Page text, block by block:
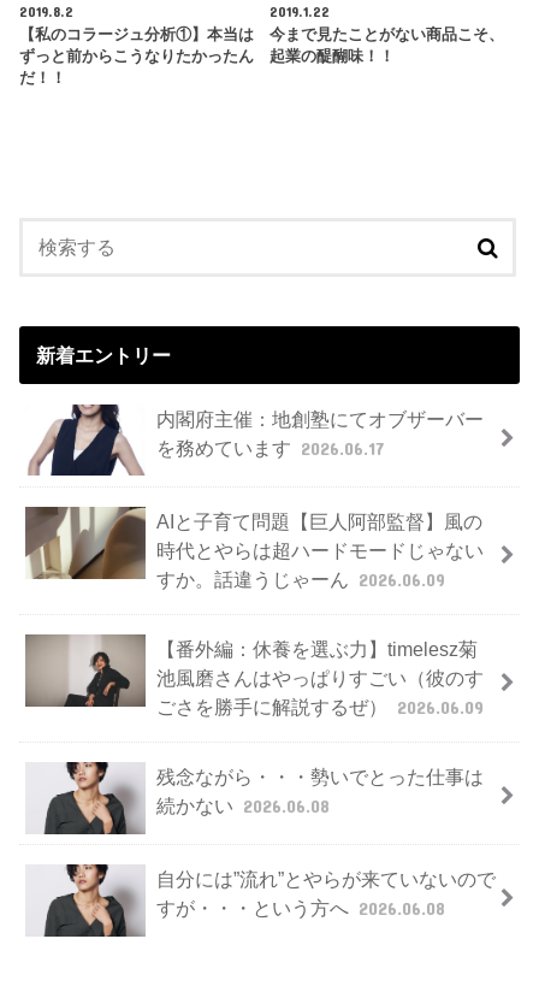
2019.8.2
【私のコラージュ分析①】本当は
ずっと前からこうなりたかったん
だ！！
2019.1.22
今まで見たことがない商品こそ、
起業の醍醐味！！
新着エントリー
内閣府主催：地創塾にてオブザーバー
を務めています 2026.06.17
AIと子育て問題【巨人阿部監督】風の
時代とやらは超ハードモードじゃない
すか。話違うじゃーん 2026.06.09
【番外編：休養を選ぶ力】timelesz菊
池風磨さんはやっぱりすごい（彼のす
ごさを勝手に解説するぜ）
2026.06.09
残念ながら・・・勢いでとった仕事は
続かない 2026.06.08
自分には”流れ”とやらが来ていないので
すが・・・という方へ 2026.06.08